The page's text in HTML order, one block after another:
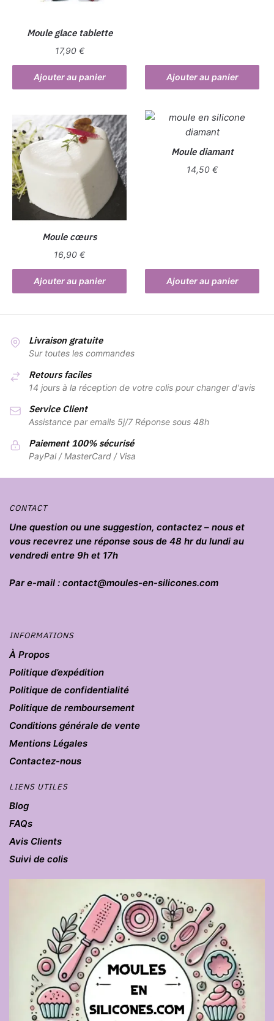
Moule glace tablette
17,90 €
Ajouter au panier Ajouter au panier
Moule cœurs
16,90€
Ajouter au panier
Moule diamant
14,50€
Ajouter au panier
Livraison gratuite
Sur toutes les commandes
Retours faciles
14 jours à la réception de votre colis pour changer d'avis
Service Client
Assistance par emails 5j/7 Réponse sous 48h
Paiement 100% sécurisé
PayPal / MasterCard / Visa
CONTACT
Une question ou une suggestion, contactez – nous et
vous recevrez une réponse sous de 48 hr du lundi au
vendredi entre 9h et 17h
Par e-mail : contact@moules-en-silicones.com
INFORMATIONS
À Propos
Politique d’expédition
Politique de confidentialité
Politique de remboursement
Conditions générale de vente
Mentions Légales
Contactez-nous
LIENS UTILES
Blog
FAQs
Avis Clients
Suivi de colis